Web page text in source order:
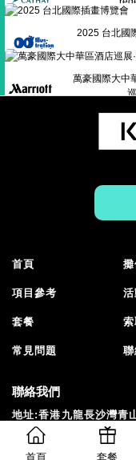
首頁 套餐
2025 台北國
萬豪國際大中
首頁 攤
項目參考
套餐
常見問題
聯絡我們
地址:香港九龍長沙灣青
Email: